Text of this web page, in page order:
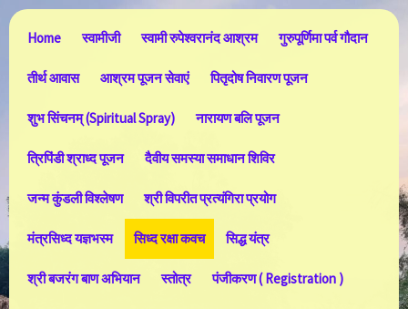
Home स्वामीजी स्वामी रुपेश्वरानंद आश्रम गुरुपूर्णिमा पर्व गौदान
तीर्थ आवास आश्रम पूजन सेवाएं पितृदोष निवारण पूजन
शुभ सिंचनम् (Spiritual Spray) नारायण बलि पूजन
त्रिपिंडी श्राध्द पूजन दैवीय समस्या समाधान शिविर
जन्म कुंडली विश्लेषण श्री विपरीत प्रत्यंगिरा प्रयोग
मंत्रसिध्द यज्ञभस्म सिध्द रक्षा कवच सिद्ध यंत्र
श्री बजरंग बाण अभियान स्तोत्र पंजीकरण ( Registration )